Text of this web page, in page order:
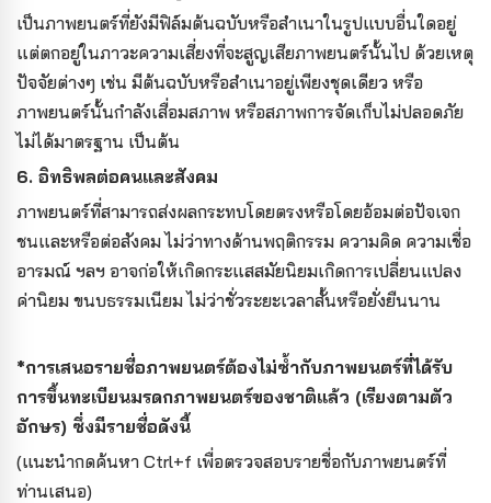
เป็นภาพยนตร์ที่ยังมีฟิล์มต้นฉบับหรือสำเนาในรูปแบบอื่นใดอยู่
แต่ตกอยู่ในภาวะความเสี่ยงที่จะสูญเสียภาพยนตร์นั้นไป ด้วยเหตุ
ปัจจัยต่างๆ เช่น มีต้นฉบับหรือสำเนาอยู่เพียงชุดเดียว หรือ
ภาพยนตร์นั้นกำลังเสื่อมสภาพ หรือสภาพการจัดเก็บไม่ปลอดภัย
ไม่ได้มาตรฐาน เป็นต้น
6. อิทธิพลต่อคนและสังคม
ภาพยนตร์ที่สามารถส่งผลกระทบโดยตรงหรือโดยอ้อมต่อปัจเจก
ชนและหรือต่อสังคม ไม่ว่าทางด้านพฤติกรรม ความคิด ความเชื่อ
อารมณ์ ฯลฯ อาจก่อให้เกิดกระแสสมัยนิยมเกิดการเปลี่ยนแปลง
ค่านิยม ขนบธรรมเนียม ไม่ว่าชั่วระยะเวลาสั้นหรือยั่งยืนนาน
*การเสนอรายชื่อภาพยนตร์ต้องไม่ซ้ำกับภาพยนตร์ที่ได้รับ
การขึ้นทะเบียนมรดกภาพยนตร์ของชาติแล้ว (เรียงตามตัว
อักษร) ซึ่งมีรายชื่อดังนี้
(แนะนำกดค้นหา Ctrl+f เพื่อตรวจสอบรายชื่อกับภาพยนตร์ที่
ท่านเสนอ)